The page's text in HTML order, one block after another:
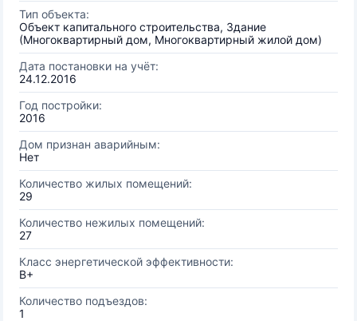
Тип объекта:
Объект капитального строительства, Здание
(Многоквартирный дом, Многоквартирный жилой дом)
Дата постановки на учёт:
24.12.2016
Год постройки:
2016
Дом признан аварийным:
Нет
Количество жилых помещений:
29
Количество нежилых помещений:
27
Класс энергетической эффективности:
B+
Количество подъездов:
1